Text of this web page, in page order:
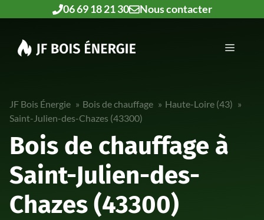
contenu
06 69 18 21 30 Nous contacter
MENU
JF Bois Énergie Bois de chauffage
Haute-Loire (43)
Saint-Julien-des-Chazes (43300)
Bois de chauffage à
Saint-Julien-des-
Chazes (43300)